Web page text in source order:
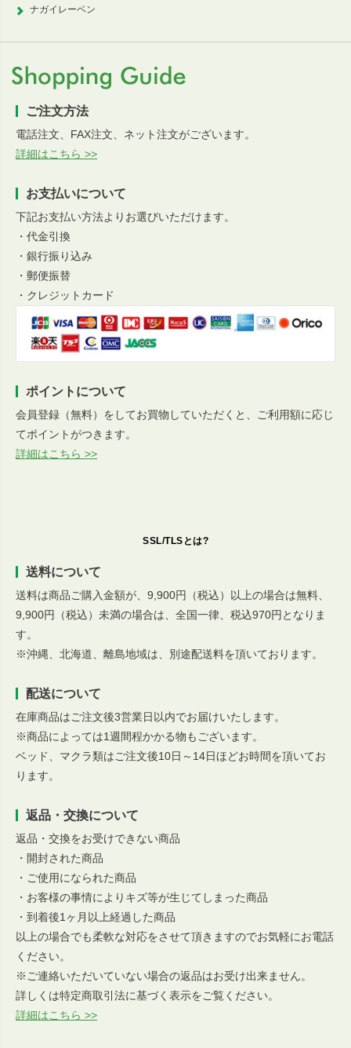
ナガイレーベン
ご注文方法
電話注文、FAX注文、ネット注文がございます。
詳細はこちら >>
お支払いについて
下記お支払い方法よりお選びいただけます。
・代金引換
・銀行振り込み
・郵便振替
・クレジットカード
ポイントについて
会員登録（無料）をしてお買物していただくと、ご利用額に応じ
てポイントがつきます。
詳細はこちら >>
SSL/TLSとは?
送料について
送料は商品ご購入金額が、9,900円（税込）以上の場合は無料、
9,900円（税込）未満の場合は、全国一律、税込970円となりま
す。
※沖縄、北海道、離島地域は、別途配送料を頂いております。
配送について
在庫商品はご注文後3営業日以内でお届けいたします。
※商品によっては1週間程かかる物もございます。
ベッド、マクラ類はご注文後10日～14日ほどお時間を頂いてお
ります。
返品・交換について
返品・交換をお受けできない商品
・開封された商品
・ご使用になられた商品
・お客様の事情によりキズ等が生じてしまった商品
・到着後1ヶ月以上経過した商品
以上の場合でも柔軟な対応をさせて頂きますのでお気軽にお電話
ください。
※ご連絡いただいていない場合の返品はお受け出来ません。
詳しくは特定商取引法に基づく表示をご覧ください。
詳細はこちら >>